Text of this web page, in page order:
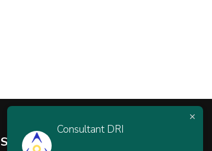
Soluționarea litigiilor
Consultant DRI